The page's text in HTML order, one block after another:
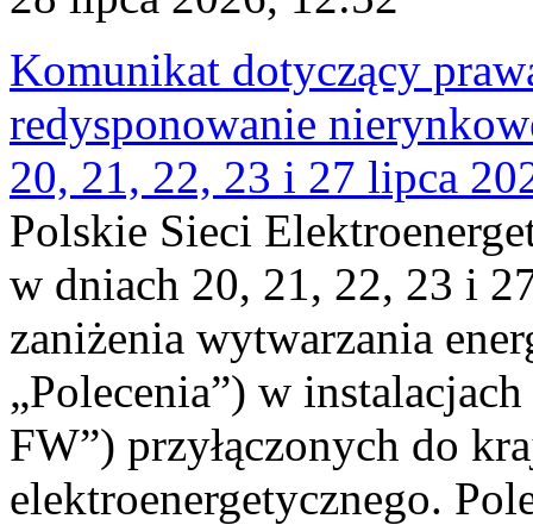
Komunikat dotyczący
redysponowanie
20, 21, 22, 23 i 27 lipca
Polskie Sieci
w dniach 20, 21, 22, 23 i
zaniżenia wytwarzania
„Polecenia”) w
FW”) przyłączonych do
elektroenergetycznego.